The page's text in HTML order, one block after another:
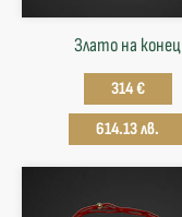
Злато на конец
314 €
614.13 лв.